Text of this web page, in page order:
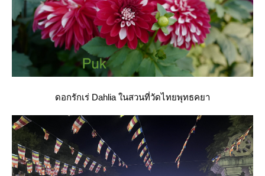
ดอกรักเร่ Dahlia ในสวนที่วัดไทยพุทธคยา